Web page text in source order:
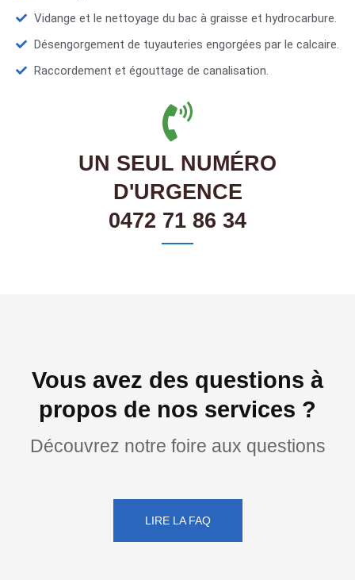
Vidange et le nettoyage du bac à graisse et hydrocarbure.
Désengorgement de tuyauteries engorgées par le calcaire.
Raccordement et égouttage de canalisation.
UN SEUL NUMÉRO
D'URGENCE
0472 71 86 34
Vous avez des questions à
propos de nos services ?
Découvrez notre foire aux questions
LIRE LA FAQ